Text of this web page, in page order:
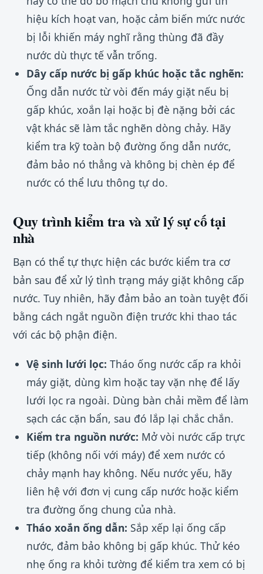
hiệu kích hoạt van, hoặc cảm biến mức nước
bị lỗi khiến máy nghĩ rằng thùng đã đầy
nước dù thực tế vẫn trống.
Dây cấp nước bị gấp khúc hoặc tắc nghẽn:
Ống dẫn nước từ vòi đến máy giặt nếu bị
gấp khúc, xoắn lại hoặc bị đè nặng bởi các
vật khác sẽ làm tắc nghẽn dòng chảy. Hãy
kiểm tra kỹ toàn bộ đường ống dẫn nước,
đảm bảo nó thẳng và không bị chèn ép để
nước có thể lưu thông tự do.
Quy trình kiểm tra và xử lý sự cố tại
nhà
Bạn có thể tự thực hiện các bước kiểm tra cơ
bản sau để xử lý tình trạng máy giặt không cấp
nước. Tuy nhiên, hãy đảm bảo an toàn tuyệt đối
bằng cách ngắt nguồn điện trước khi thao tác
với các bộ phận điện.
Vệ sinh lưới lọc: Tháo ống nước cấp ra khỏi
máy giặt, dùng kìm hoặc tay vặn nhẹ để lấy
lưới lọc ra ngoài. Dùng bàn chải mềm để làm
sạch các cặn bẩn, sau đó lắp lại chắc chắn.
Kiểm tra nguồn nước: Mở vòi nước cấp trực
tiếp (không nối với máy) để xem nước có
chảy mạnh hay không. Nếu nước yếu, hãy
liên hệ với đơn vị cung cấp nước hoặc kiểm
tra đường ống chung của nhà.
Tháo xoắn ống dẫn: Sắp xếp lại ống cấp
nước, đảm bảo không bị gấp khúc. Thử kéo
nhẹ ống ra khỏi tường để kiểm tra xem có bị